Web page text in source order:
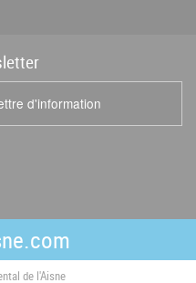
letter
d'information
de l'Aisne